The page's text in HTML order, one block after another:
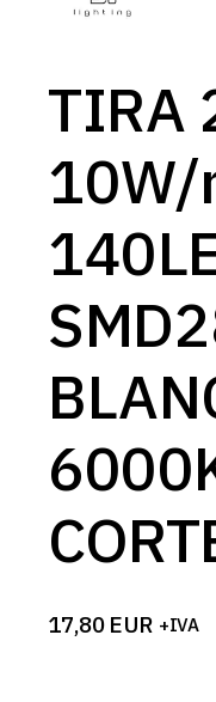
TIRA
10W/
17,80 EUR +IVA